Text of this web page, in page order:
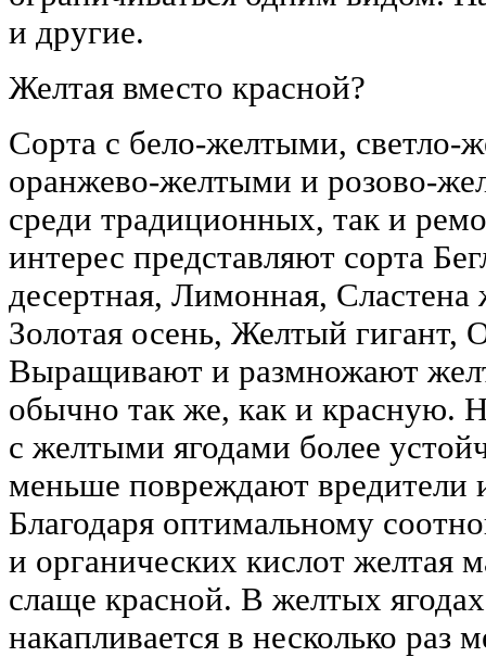
и другие.
Желтая вместо красной?
Сорта с бело-желтыми,
оранжево‑желтыми и
среди традиционных, так и
интерес представляют сорта
десертная, Лимонная, Сластена
Золотая осень, Желтый гигант,
Выращивают и размножают
обычно так же, как и красную.
с желтыми ягодами более
меньше повреждают вредители
Благодаря оптимальному
и органических кислот желтая
слаще красной. В желтых
накапливается в несколько